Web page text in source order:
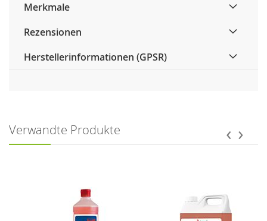
Merkmale
Rezensionen
Herstellerinformationen (GPSR)
Verwandte Produkte ‹ ›